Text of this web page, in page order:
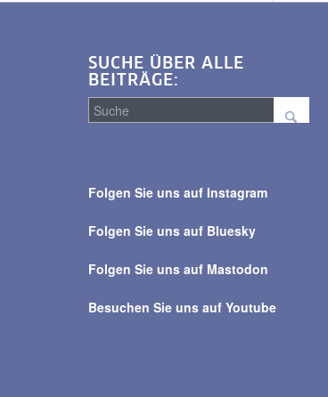
SUCHE ÜBER ALLE
BEITRÄGE:
alle
Folgen Sie uns auf Instagram
Folgen Sie uns auf Bluesky
Folgen Sie uns auf Mastodon
Besuchen Sie uns auf Youtube